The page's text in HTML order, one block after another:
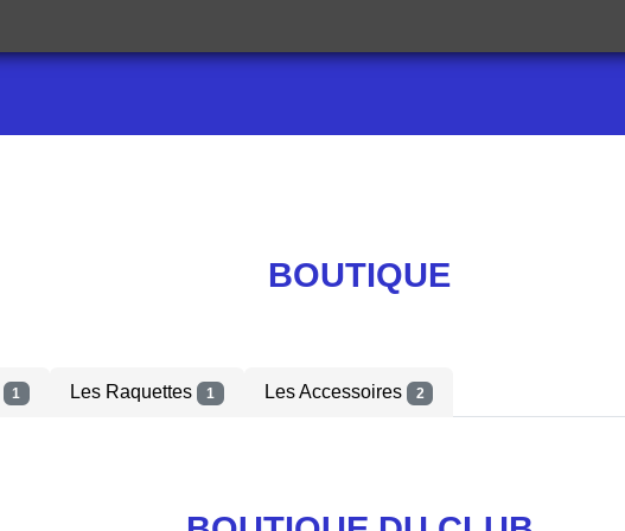
BOUTIQUE
1 Les Raquettes 1 Les Accessoires 2